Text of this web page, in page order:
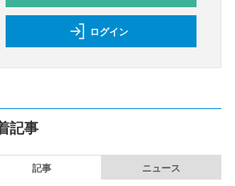
ログイン
記事
記事 ニュース